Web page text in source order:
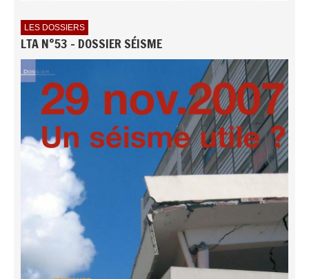
LES DOSSIERS
LTA N°53 - DOSSIER SÉISME